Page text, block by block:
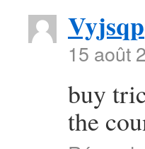
Vyjsqp
15 août
buy
the